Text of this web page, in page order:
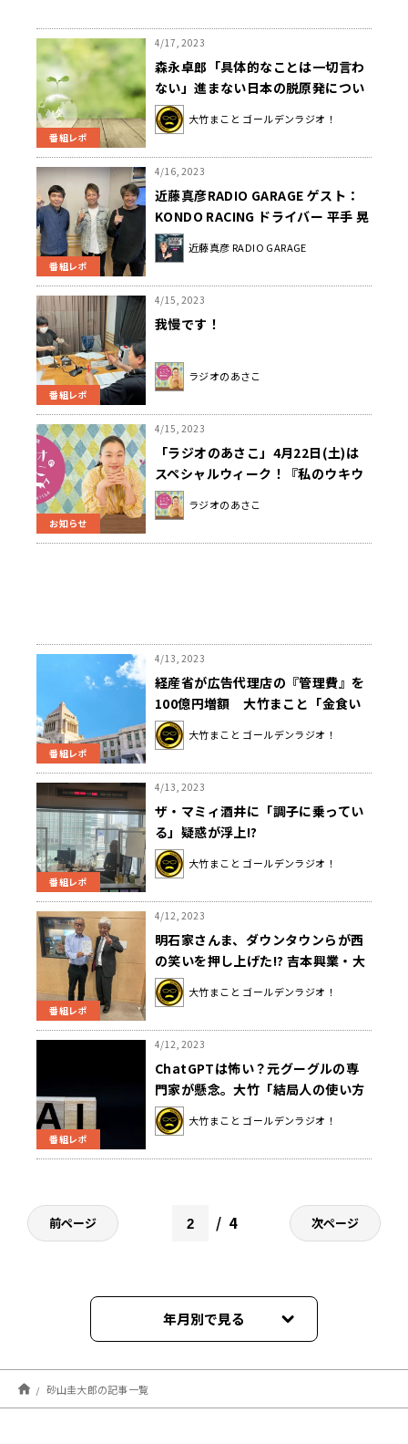
番組レポ
4/17, 2023
森永卓郎「具体的なことは一切言わ
ない」進まない日本の脱原発につい
て語る
大竹まこと ゴールデンラジオ！
番組レポ
4/16, 2023
近藤真彦RADIO GARAGE ゲスト：
KONDO RACING ドライバー 平手 晃
平選手①
近藤真彦 RADIO GARAGE
番組レポ
4/15, 2023
我慢です！
ラジオのあさこ
お知らせ
4/15, 2023
「ラジオのあさこ」4月22日(土)は
スペシャルウィーク！『私のウキウ
キソング！』
ラジオのあさこ
番組レポ
4/13, 2023
経産省が広告代理店の『管理費』を
100億円増額 大竹まこと「金食い
虫が増えていくだけ」
大竹まこと ゴールデンラジオ！
番組レポ
4/13, 2023
ザ・マミィ酒井に「調子に乗ってい
る」疑惑が浮上!?
大竹まこと ゴールデンラジオ！
番組レポ
4/12, 2023
明石家さんま、ダウンタウンらが西
の笑いを押し上げた!? 吉本興業・大
﨑洋会長が振り返る
大竹まこと ゴールデンラジオ！
番組レポ
4/12, 2023
ChatGPTは怖い？元グーグルの専
門家が懸念。大竹「結局人の使い方
次第」
大竹まこと ゴールデンラジオ！
前ページ 4 次ページ
年月別で見る
2026年08月
2026年07月
砂山圭大郎の記事一覧